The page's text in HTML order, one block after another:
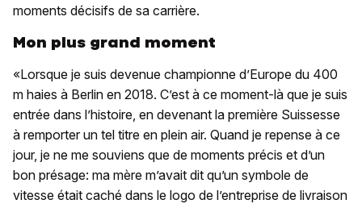
moments décisifs de sa carrière.
Mon plus grand moment
«Lorsque je suis devenue championne d’Europe du 400
m haies à Berlin en 2018. C’est à ce moment-là que je suis
entrée dans l’histoire, en devenant la première Suissesse
à remporter un tel titre en plein air. Quand je repense à ce
jour, je ne me souviens que de moments précis et d’un
bon présage: ma mère m’avait dit qu’un symbole de
vitesse était caché dans le logo de l’entreprise de livraison